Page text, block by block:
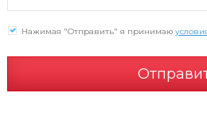
Нажимая "Отправить" я принимаю